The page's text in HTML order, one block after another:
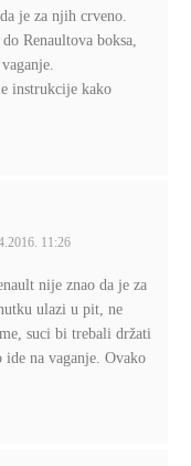
je za njih crveno.
Renaultova boksa,
instrukcije kako
11:26
nije znao da je za
ulazi u pit, ne
suci bi trebali držati
ide na vaganje. Ovako